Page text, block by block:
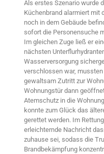
Als erstes Szenario wurde
Küchenbrand alarmiert mit
noch in dem Gebäude
sofort die Personensuche
Im gleichen Zuge ließ er
nächsten
Wasserversorgung
verschlossen war,
gewaltsam Zutritt zur
Wohnungstür dann
Atemschutz in die
konnte zum Glück das
gerettet werden. Im
erleichternde Nachricht
zuhause sei, sodass die
Brandbekämpfung